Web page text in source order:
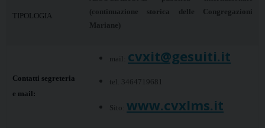
TIPOLOGIA
(continuazione storica delle Congregazioni
Mariane)
Contatti segreteria
e mail:
mail: cvxit@gesuiti.it
tel. 3464719681
Sito: www.cvxlms.it